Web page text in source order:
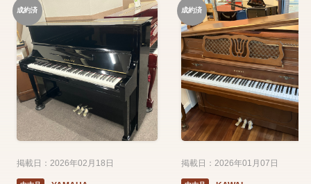
成約済
掲載日：2026年02月18日
成約済
掲載日：2026年01月07日